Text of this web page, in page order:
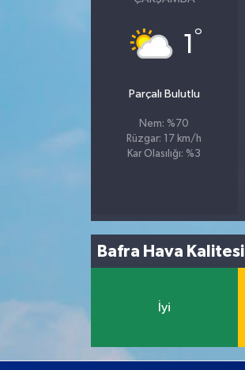
1 °
Parçalı Bulutlu
Nem: %70
Rüzgar: 17 km/h
Kar Olasılığı: %3
Bafra Hava Kalitesi
İyi